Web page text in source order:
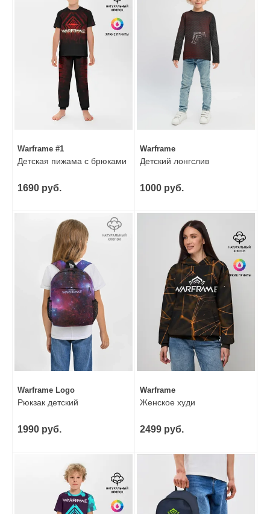
Warframe #1
Детская пижама с брюками
1690 руб.
Warframe
Детский лонгслив
1000 руб.
Warframe Logo
Рюкзак детский
1990 руб.
Warframe
Женское худи
2499 руб.